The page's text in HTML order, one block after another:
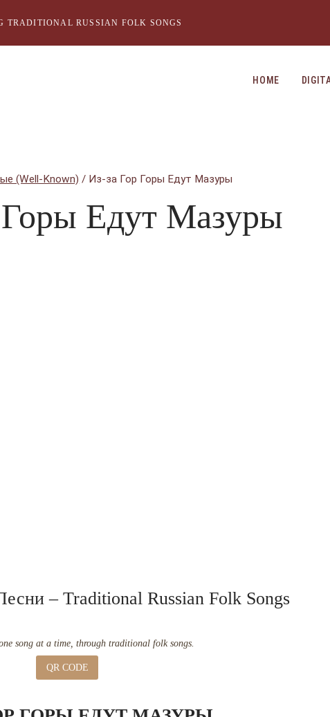
TRADITIONAL RUSSIAN FOLK SONGS
HOME
(Well-Known) / Из-за Гор Горы Едут Мазуры
Едут Мазуры
– Traditional Russian Folk Songs
song at a time, through traditional folk songs.
QR CODE